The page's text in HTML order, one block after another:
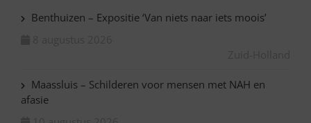
Benthuizen – Expositie ‘Van niets naar iets moois’
Maassluis – Schilderen voor mensen met NAH en
afasie